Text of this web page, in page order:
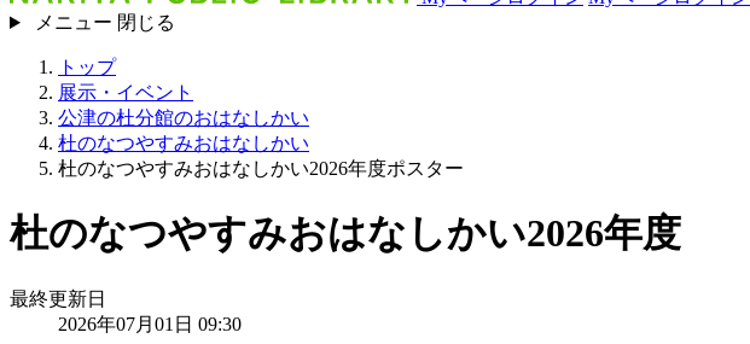
メニュー 閉じる
トップ
展示・イベント
公津の杜分館のおはなしかい
杜のなつやすみおはなしかい
杜のなつやすみおはなしかい2026年度ポスター
杜のなつやすみおはなしかい2026年度
最終更新日
2026年07月01日 09:30